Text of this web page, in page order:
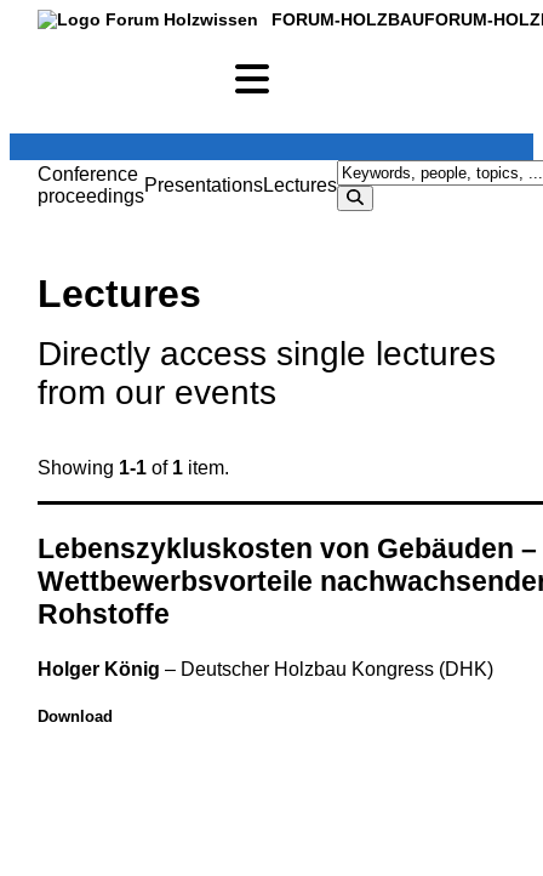
FORUM-HOLZBAUFORUM-
Conference
proceedings
PresentationsLectures
Lectures
Directly access single lectures
from our events
Showing 1-1 of 1 item.
Lebenszykluskosten von Gebäuden –
Wettbewerbsvorteile
Rohstoffe
Holger König – Deutscher Holzbau Kongress (DHK)
Download